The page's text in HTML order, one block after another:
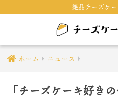
絶品チーズケ
ホーム ニュース
「チーズケーキ好き